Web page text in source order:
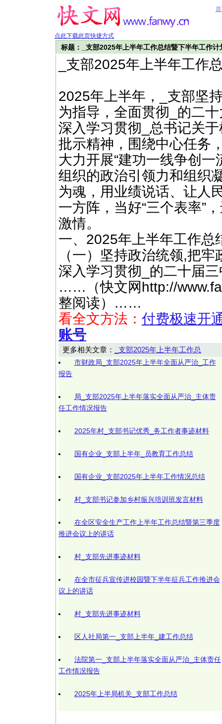
点此下载此页快捷方式
标题：_支部2025年上半年工作总结暨下半年工作计
_支部2025年上半年工作
2025年上半年，_支部坚
为指导，全面贯彻_的二
深入学习贯彻_总书记关
批示精神，围绕中心任务
大力开展“建功一线争创
组织的政治引领力和组织
为魂，用业绩说话、让人
一方阵，当好“三个表率”
激情。
一、2025年上半年工作总
（一）坚持政治统领,把
深入学习贯彻_的二十届
……（快文网http://
整阅读）……
看全文方法： 付费极速开
账号
更多相关文章： _支部2025年上半年工作总
市财政局_支部2025年上半年全面从严治_工作
报告
局_支部2025年上半年落实全面从严治_主体责
任工作情况报告
2025年村_支部书记优秀_务工作者事迹材料
国有企业_支部上半年_员教育工作总结
国有企业_支部2025年上半年工作情况总结
村_支部书记参加乡村振兴培训班发言材料
在全区安全生产工作上半年工作总结暨第三季度
推进会议上的讲话
村_支部先进事迹材料
在全市征兵宣传进校园暨下半年征兵工作推进会
议上的讲话
村_支部先进事迹材料
区人社局第一_支部上半年_建工作总结
法院第一_支部上半年落实全面从严治_主体责任
工作情况报告
2025年上半局机关_支部工作总结